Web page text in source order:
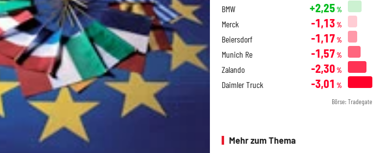
BMW +2,25 %
Merck -1,13 %
Beiersdorf -1,17 %
Munich Re -1,57 %
Zalando -2,30 %
Daimler Truck -3,01 %
Börse: Tradegate
Mehr zum Thema